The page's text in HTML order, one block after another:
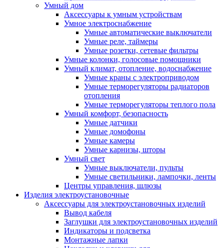
Умный дом
Аксессуары к умным устройствам
Умное электроснабжение
Умные автоматические выключатели
Умные реле, таймеры
Умные розетки, сетевые фильтры
Умные колонки, голосовые помощники
Умный климат, отопление, водоснабжение
Умные краны с электроприводом
Умные терморегуляторы радиаторов
отопления
Умные терморегуляторы теплого пола
Умный комфорт, безопасность
Умные датчики
Умные домофоны
Умные камеры
Умные карнизы, шторы
Умный свет
Умные выключатели, пульты
Умные светильники, лампочки, ленты
Центры управления, шлюзы
Изделия электроустановочные
Аксессуары для электроустановочных изделий
Вывод кабеля
Заглушки для электроустановочных изделий
Индикаторы и подсветка
Монтажные лапки